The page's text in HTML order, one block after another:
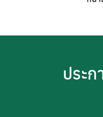
ประ